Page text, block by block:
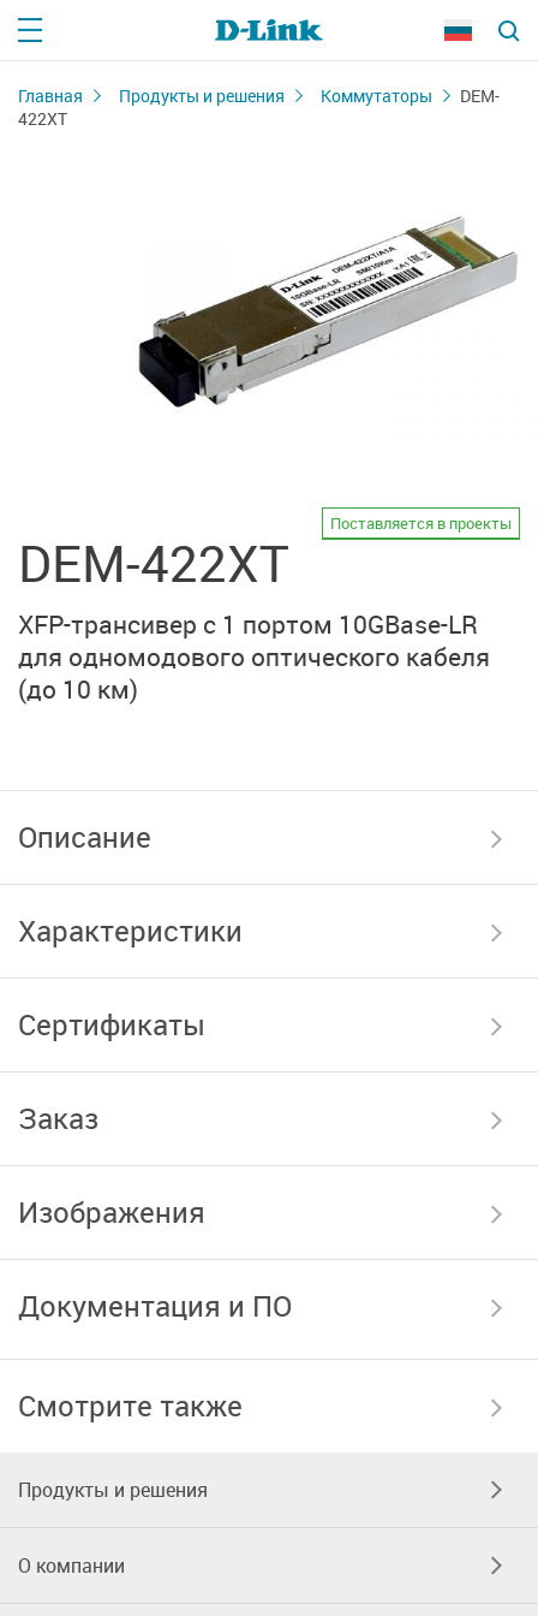
Главная Продукты и решения Коммутаторы
DEM-
422XT
DEM-422XT
Поставляется в проекты
XFP-трансивер с 1 портом 10GBase-LR
для одномодового оптического кабеля
(до 10 км)
Описание
Характеристики
Сертификаты
Заказ
Изображения
Документация и ПО
Смотрите также
Продукты и решения
О компании